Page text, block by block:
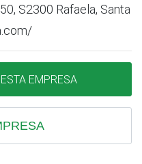
S2300 Rafaela, Santa
EMPRESA